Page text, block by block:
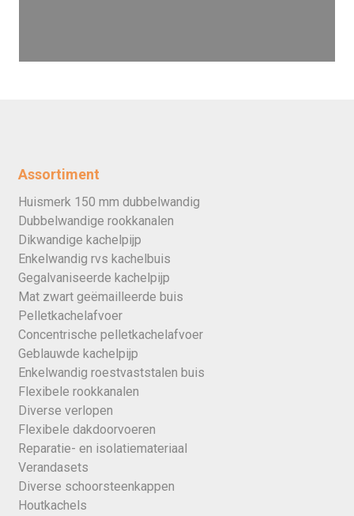
Assortiment
Huismerk 150 mm dubbelwandig
Dubbelwandige rookkanalen
Dikwandige kachelpijp
Enkelwandig rvs kachelbuis
Gegalvaniseerde kachelpijp
Mat zwart geëmailleerde buis
Pelletkachelafvoer
Concentrische pelletkachelafvoer
Geblauwde kachelpijp
Enkelwandig roestvaststalen buis
Flexibele rookkanalen
Diverse verlopen
Flexibele dakdoorvoeren
Reparatie- en isolatiemateriaal
Verandasets
Diverse schoorsteenkappen
Houtkachels